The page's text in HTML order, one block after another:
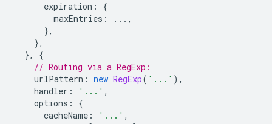
expiration :
{
maxEntries :
...,
},
},
},
{
// Routing via a RegExp:
urlPattern : new RegExp( '...' ),
handler : '...' ,
options :
{
cacheName : '...' ,